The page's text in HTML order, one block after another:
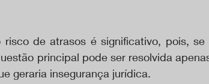
risco de atrasos é significativo, pois,
principal pode ser resolvida
geraria insegurança jurídica.